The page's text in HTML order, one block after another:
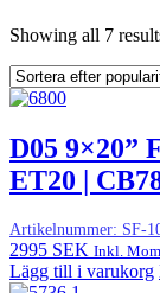
Showing all 7
D05 9×20”
ET20 |
Artikelnummer: SF-
2995 SEK Inkl.
Lägg till i varukorg